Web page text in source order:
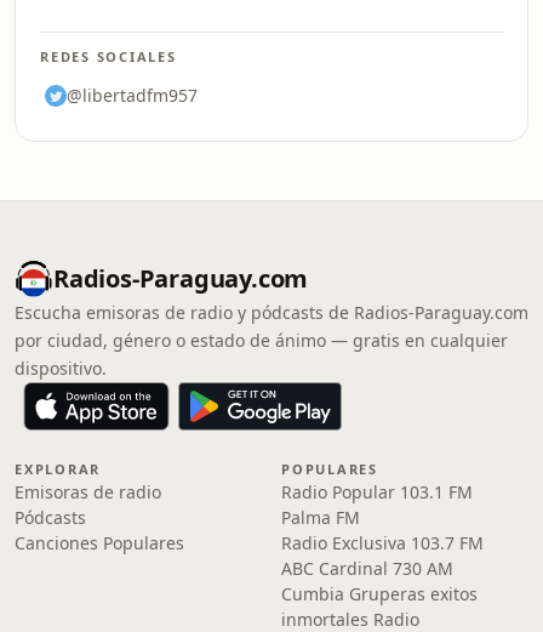
REDES SOCIALES
@libertadfm957
Radios-Paraguay.com
Escucha emisoras de radio y pódcasts de Radios-Paraguay.com
por ciudad, género o estado de ánimo — gratis en cualquier
dispositivo.
EXPLORAR
Emisoras de radio
Pódcasts
Canciones Populares
POPULARES
Radio Popular 103.1 FM
Palma FM
Radio Exclusiva 103.7 FM
ABC Cardinal 730 AM
Cumbia Gruperas exitos
inmortales Radio